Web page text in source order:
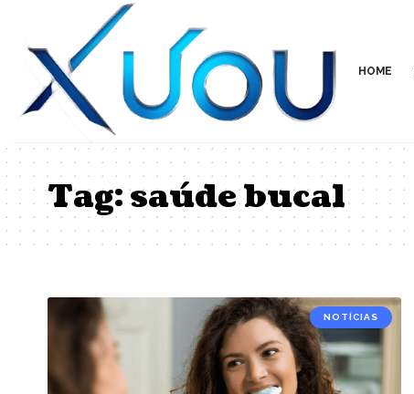
HOME
Tag:saúde bucal
NOTÍCIAS